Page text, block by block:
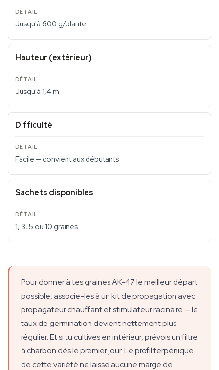
Jusqu'à 600 g/plante
Hauteur (extérieur)
Jusqu'à 1,4 m
Difficulté
Facile — convient aux débutants
Sachets disponibles
1, 3, 5 ou 10 graines
Pour donner à tes graines AK-47 le meilleur départ
possible, associe-les à un kit de propagation avec
propagateur chauffant et stimulateur racinaire — le
taux de germination devient nettement plus
régulier. Et si tu cultives en intérieur, prévois un filtre
à charbon dès le premier jour. Le profil terpénique
de cette variété ne laisse aucune marge de